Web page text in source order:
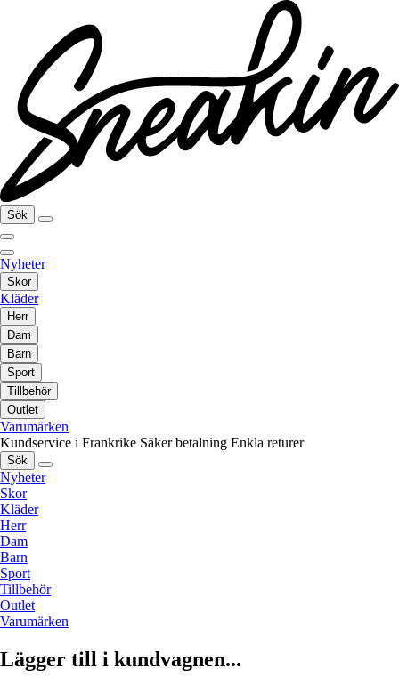
Sök
Nyheter
Skor
Kläder
Herr
Dam
Barn
Sport
Tillbehör
Outlet
Varumärken
Kundservice i Frankrike Säker betalning Enkla returer
Sök
Nyheter
Skor
Kläder
Herr
Dam
Barn
Sport
Tillbehör
Outlet
Varumärken
Lägger till i kundvagnen...